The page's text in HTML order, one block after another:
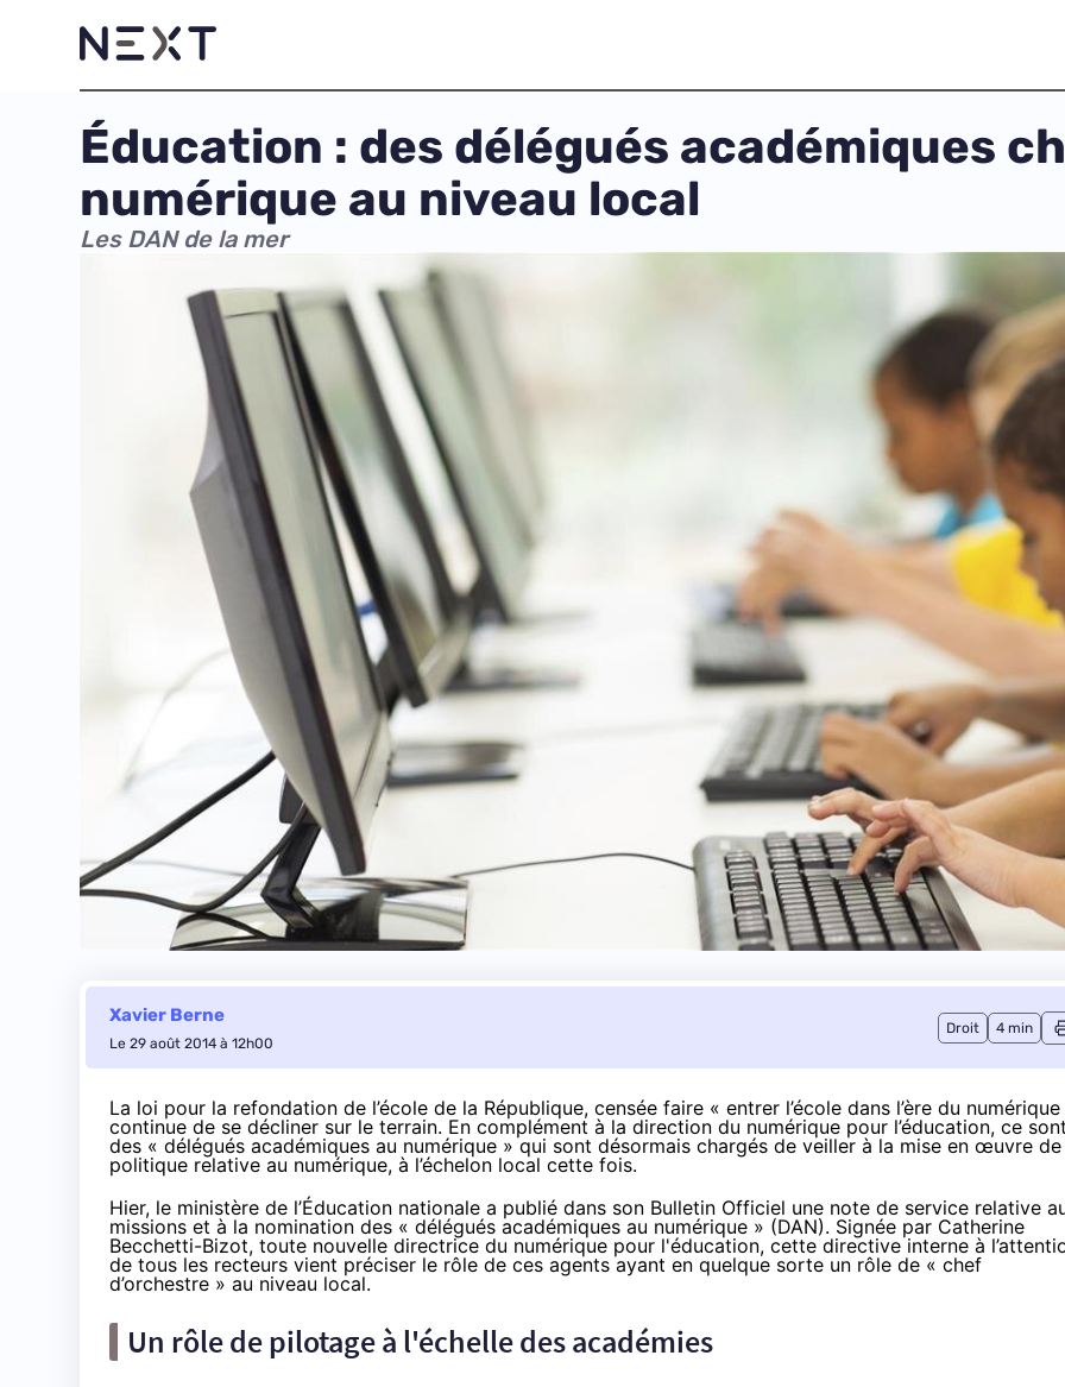
Éducation : des délégués académiques
numérique au niveau local
Les DAN de la mer
Xavier Berne
Le 29 août 2014 à 12h00
Droit 4 min
La loi pour la refondation de l’école de la République, censée faire « entrer l’école dans l’ère du numérique
continue de se décliner sur le terrain. En complément à la direction du numérique pour l’éducation, ce
des « délégués académiques au numérique » qui sont désormais chargés de veiller à la mise en œuvre
politique relative au numérique, à l’échelon local cette fois.
Hier, le ministère de l’Éducation nationale a publié dans son Bulletin Officiel une note de service relative
missions et à la nomination des « délégués académiques au numérique » (DAN). Signée par Catherine
Becchetti-Bizot, toute nouvelle directrice du numérique pour l'éducation, cette directive interne à
de tous les recteurs vient préciser le rôle de ces agents ayant en quelque sorte un rôle de « chef
d’orchestre » au niveau local.
Un rôle de pilotage à l'échelle des académies